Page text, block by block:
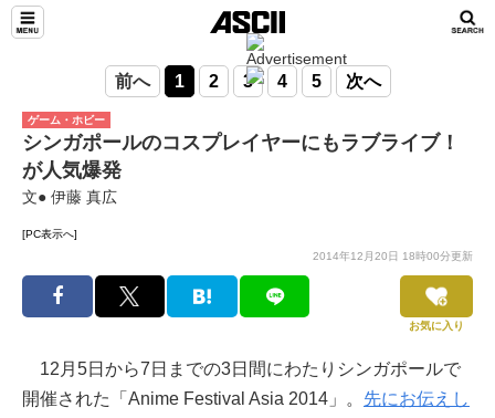
前へ 1 2 3 4 5 次へ
ゲーム・ホビー
シンガポールのコスプレイヤーにもラブライブ！
が人気爆発
文● 伊藤 真広
[PC表示へ]
2014年12月20日 18時00分更新
お気に入り
12月5日から7日までの3日間にわたりシンガポールで
開催された「Anime Festival Asia 2014」。 先にお伝えし